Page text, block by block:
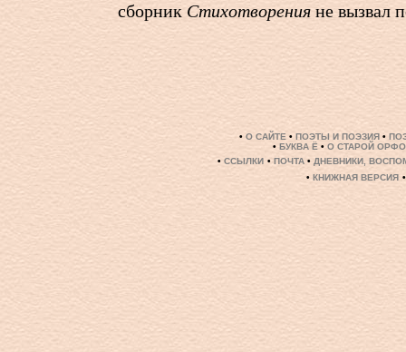
сборник Стихотворения не вызвал